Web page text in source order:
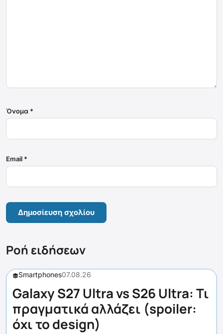
Όνομα *
Email *
Ροή ειδήσεων
Smartphones07.08.26
Galaxy S27 Ultra vs S26 Ultra: Τι
πραγματικά αλλάζει (spoiler:
όχι το design)